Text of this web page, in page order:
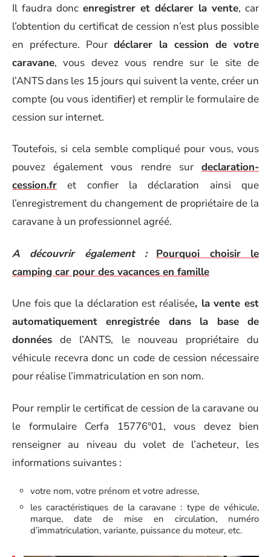
Il faudra donc enregistrer et déclarer la vente, car
l’obtention du certificat de cession n’est plus possible
en préfecture. Pour déclarer la cession de votre
caravane, vous devez vous rendre sur le site de
l’ANTS dans les 15 jours qui suivent la vente, créer un
compte (ou vous identifier) et remplir le formulaire de
cession sur internet.
Toutefois, si cela semble compliqué pour vous, vous
pouvez également vous rendre sur declaration-
cession.fr et confier la déclaration ainsi que
l’enregistrement du changement de propriétaire de la
caravane à un professionnel agréé.
A découvrir également :
Pourquoi choisir le
camping car pour des vacances en famille
Une fois que la déclaration est réalisée, la vente est
automatiquement enregistrée dans la base de
données de l’ANTS, le nouveau propriétaire du
véhicule recevra donc un code de cession nécessaire
pour réalise l’immatriculation en son nom.
Pour remplir le certificat de cession de la caravane ou
le formulaire Cerfa 15776°01, vous devez bien
renseigner au niveau du volet de l’acheteur, les
informations suivantes :
votre nom, votre prénom et votre adresse,
les caractéristiques de la caravane : type de véhicule,
marque, date de mise en circulation, numéro
d’immatriculation, variante, puissance du moteur, etc.